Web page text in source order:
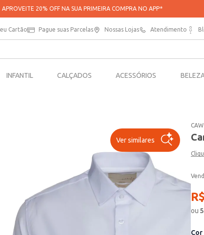
APROVEITE 20% OFF NA SUA PRIMEIRA COMPRA NO APP*
Cartão Pague suas Parcelas Nossas Lojas Atendimento
INFANTIL CALÇADOS ACESSÓRIOS
Ver similares
CAW
R$
ou5
Cor